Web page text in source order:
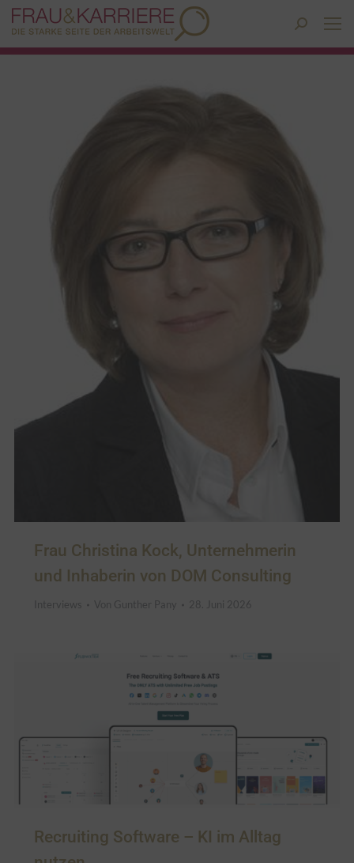
Search:
Frau Christina Kock, Unternehmerin
und Inhaberin von DOM Consulting
Interviews Von Gunther Pany 28. Juni 2026
Recruiting Software – KI im Alltag